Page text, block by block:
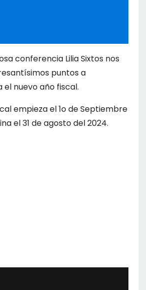
conferencia Lilia Sixtos nos
puntos a
nuevo año fiscal.
empieza el 1o de Septiembre
el 31 de agosto del 2024.